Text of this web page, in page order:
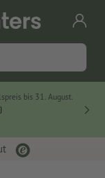
bis 31. August.